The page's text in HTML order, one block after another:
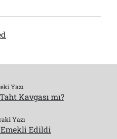
st
o
c
o
k
d c ai
Yazı
Kavgası mı?
Yazı
Edildi